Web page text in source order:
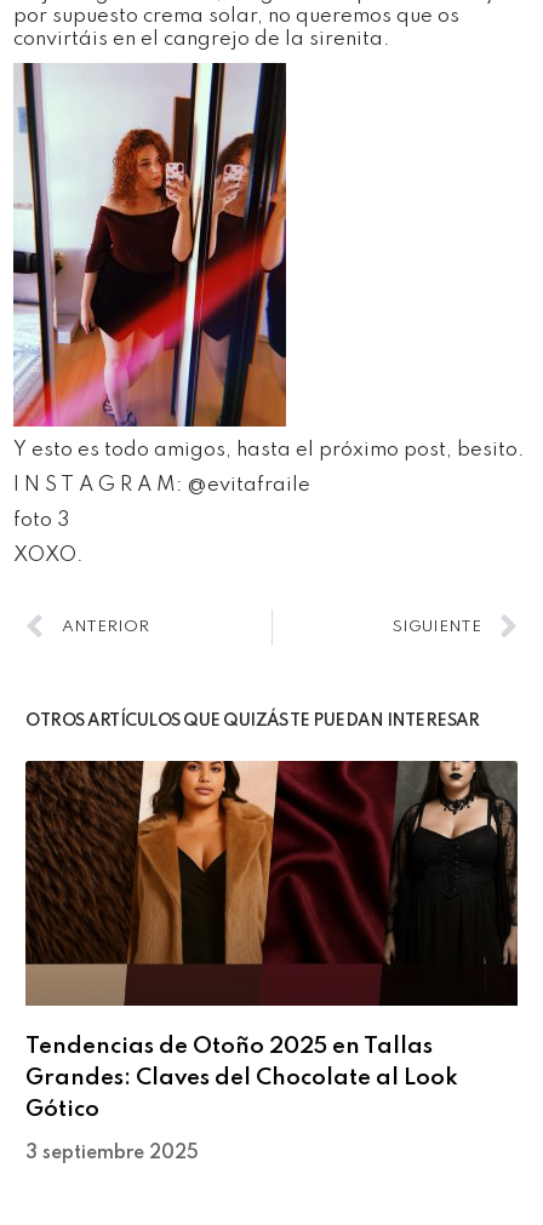
por supuesto crema solar, no queremos que os
convirtáis en el cangrejo de la sirenita.
Y esto es todo amigos, hasta el próximo post, besito.
I N S T A G R A M: @evitafraile
foto 3
XOXO.
ANTERIOR SIGUIENTE
OTROS ARTÍCULOS QUE QUIZÁS TE PUEDAN INTERESAR
Tendencias de Otoño 2025 en Tallas
Grandes: Claves del Chocolate al Look
Gótico
3 septiembre 2025